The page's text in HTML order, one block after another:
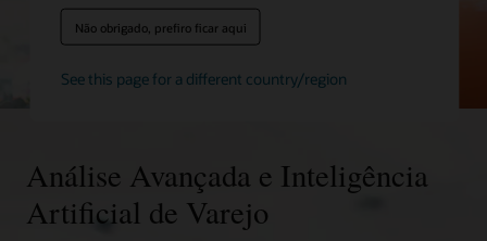
Não obrigado, prefiro ficar aqui
See this page for a different country/region
Análise Avançada e Inteligência
Artificial de Varejo